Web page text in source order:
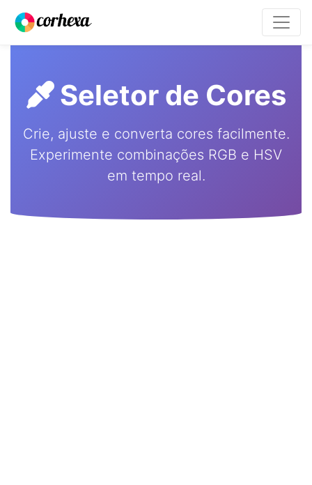
Seletor de Cores
Crie, ajuste e converta cores facilmente.
Experimente combinações RGB e HSV
em tempo real.